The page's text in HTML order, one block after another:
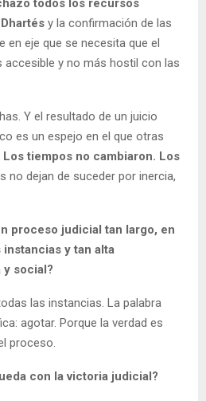
todos los recursos
y la confirmación de las
en eje que se necesita que el
accesible y no más hostil con las
Y el resultado de un juicio
es un espejo en el que otras
Los tiempos no cambiaron. Los
no dejan de suceder por inercia,
proceso judicial tan largo, en
y tan alta
social?
las instancias. La palabra
agotar. Porque la verdad es
proceso.
con la victoria judicial?